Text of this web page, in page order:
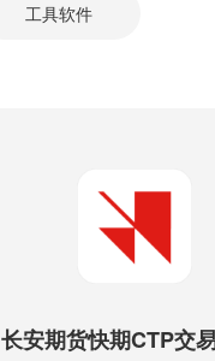
工具软件
长安期货快期CTP交